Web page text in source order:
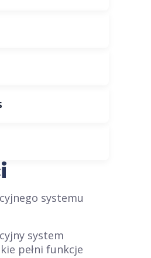
systemu
system
pełni funkcje